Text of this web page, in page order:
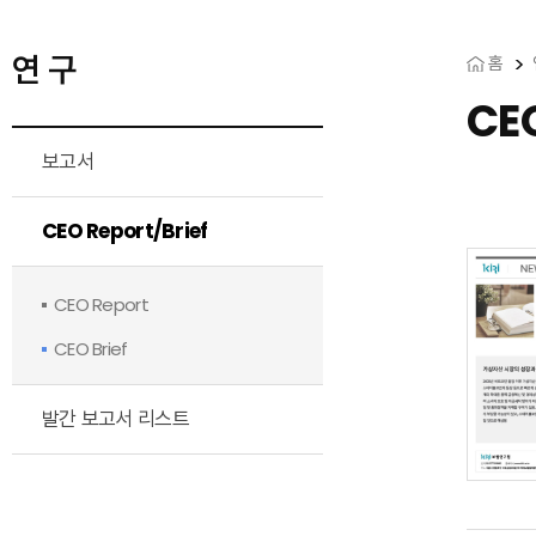
연 구
보고서
CEO Report/Brief
CEO Report
CEO Brief
발간 보고서 리스트
홈